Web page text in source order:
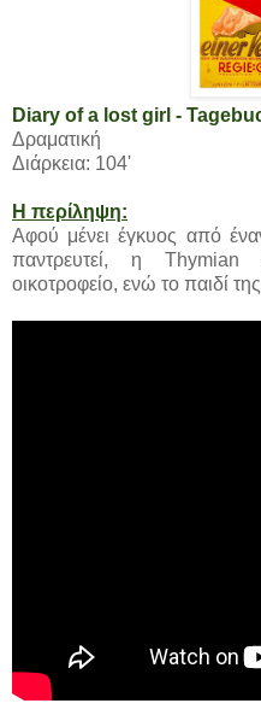
Diary of a lost girl -
Δραματική
Διάρκεια: 104'
Η περίληψη:
Αφού μένει έγκυος από
παντρευτεί, η Thymian
οικοτροφείο, ενώ το παιδί της